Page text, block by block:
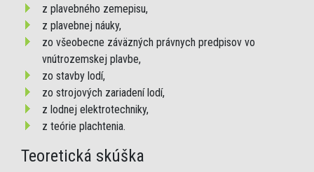
z plavebného zemepisu,
z plavebnej náuky,
zo všeobecne záväzných právnych predpisov vo
vnútrozemskej plavbe,
zo stavby lodí,
zo strojových zariadení lodí,
z lodnej elektrotechniky,
z teórie plachtenia.
Teoretická skúška